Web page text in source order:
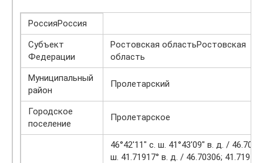
РоссияРоссия
Субъект
Федерации
Ростовская областьРостовская
область
Муниципальный
район
Пролетарский
Городское
поселение
Пролетарское
46°42′11″ с. ш. 41°43′09″ в. д. /
ш. 41.71917° в. д. / 46.70306; 41.71917